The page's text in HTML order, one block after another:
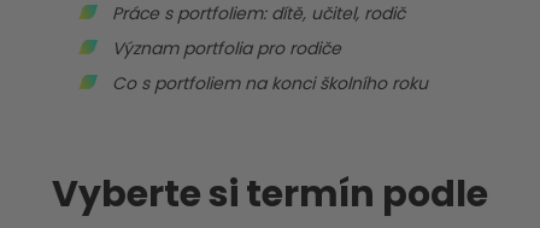
Práce s portfoliem: dítě, učitel, rodič
Význam portfolia pro rodiče
Co s portfoliem na konci školního roku
Vyberte si termín podle